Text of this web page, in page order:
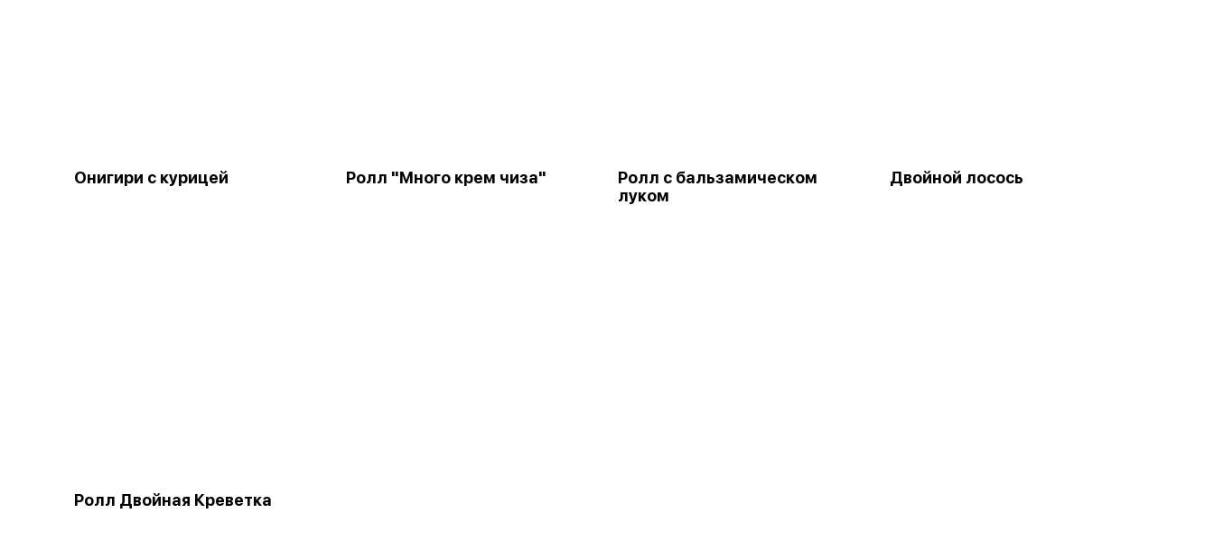
Онигири с курицей Ролл "Много крем чиза"
Ролл с бальзамическом
луком
Двойной лосось
Ролл Двойная Креветка